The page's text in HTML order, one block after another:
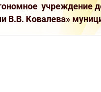
учреждение
В.В. Ковалева»